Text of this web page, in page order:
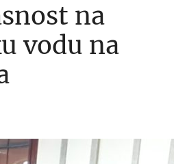
na
vodu na